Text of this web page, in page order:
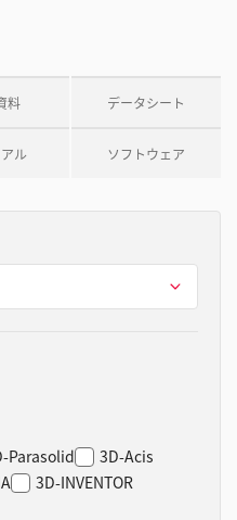
料 データシート
ル ソフトウェア
Parasolid
3D-Acis
3D-INVENTOR